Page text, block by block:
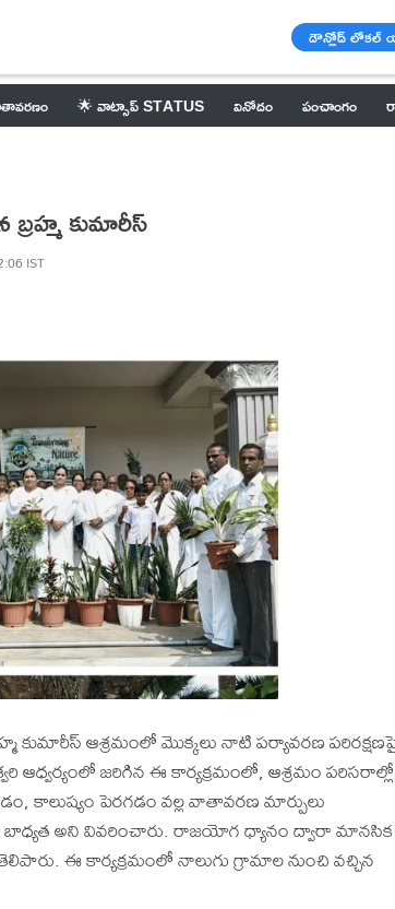
డౌన్లోడ్
🌟 వాట్సాప్ STATUS వినోదం పంచాంగం
కుమారీస్
IST
కుమారీస్ ఆశ్రమంలో మొక్కలు నాటి పర్యావరణ
ఆధ్వర్యంలో జరిగిన ఈ కార్యక్రమంలో, ఆశ్రమం పరిసరాల్లో
కాలుష్యం పెరగడం వల్ల వాతావరణ మార్పులు
బాధ్యత అని వివరించారు. రాజయోగ ధ్యానం ద్వారా మానసిక
ఈ కార్యక్రమంలో నాలుగు గ్రామాల నుంచి వచ్చిన